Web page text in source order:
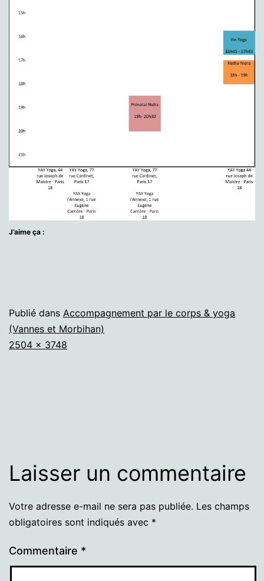
J’aime ça :
Publié dans Accompagnement par le corps & yoga
(Vannes et Morbihan)
Taille
2504 × 3748
Laisser un commentaire
Votre adresse e-mail ne sera pas publiée. Les champs
obligatoires sont indiqués avec *
Commentaire *